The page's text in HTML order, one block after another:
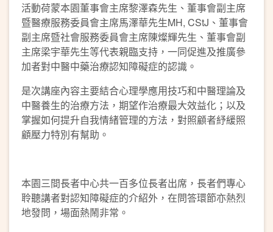
活動荷蒙本園董事會主席黎澤森先生、董事會副主席
暨醫療服務委員會主席馬澤華先生MH, CStJ、董事會
副主席暨社會服務委員會主席陳燦輝先生、董事會副
主席梁宇華先生等代表親臨支持，一同促進及推廣參
加者對中醫中藥治療認知障礙症的認識。
是次講座內容主要結合心理學應用技巧和中醫理論及
中醫養生的治療方法，期望作治療最大效益化；以及
掌握如何提升自我情緒管理的方法，對照顧者紓緩照
顧壓力特別有幫助。
本園三間長者中心共一百多位長者出席，長者們專心
聆聽講者對認知障礙症的介紹外，在問答環節亦熱烈
地發問，場面熱鬧非常。